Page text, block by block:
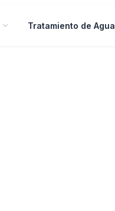
Tratamiento de Agua